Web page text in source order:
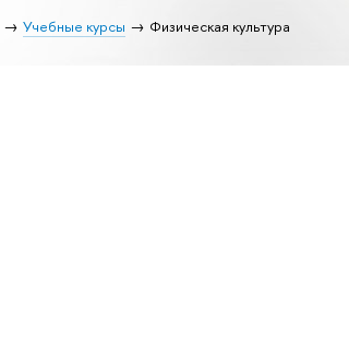
Учебные курсы Физическая культура